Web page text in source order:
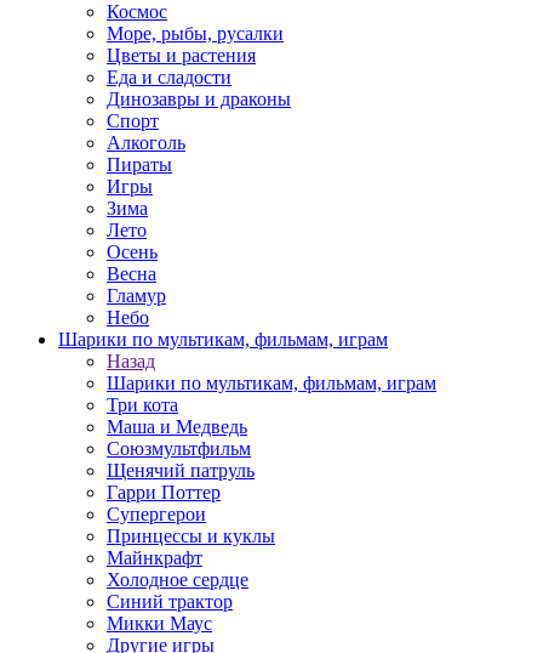
Космос
Море, рыбы, русалки
Цветы и растения
Еда и сладости
Динозавры и драконы
Спорт
Алкоголь
Пираты
Игры
Зима
Лето
Осень
Весна
Гламур
Небо
Шарики по мультикам, фильмам, играм
Назад
Шарики по мультикам, фильмам, играм
Три кота
Маша и Медведь
Союзмультфильм
Щенячий патруль
Гарри Поттер
Супергерои
Принцессы и куклы
Майнкрафт
Холодное сердце
Синий трактор
Микки Маус
Другие игры